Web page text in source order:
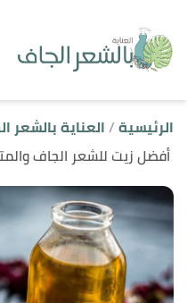
الرئيسية العناية
أفضل زيت للشعر الجاف